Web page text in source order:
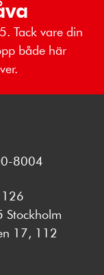
Tack vare din
både här
8004
126
Stockholm
17, 112